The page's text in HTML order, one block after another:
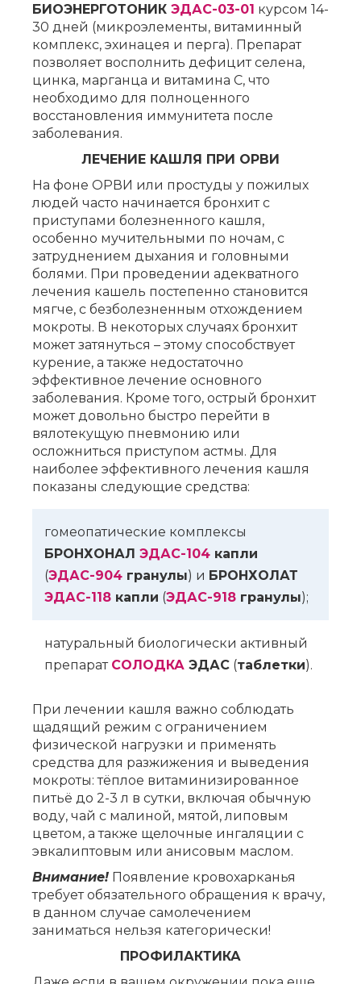
БИОЭНЕРГОТОНИК ЭДАС-03-01 курсом 14-
30 дней (микроэлементы, витаминный
комплекс, эхинацея и перга). Препарат
позволяет восполнить дефицит селена,
цинка, марганца и витамина С, что
необходимо для полноценного
восстановления иммунитета после
заболевания.
ЛЕЧЕНИЕ КАШЛЯ ПРИ ОРВИ
На фоне ОРВИ или простуды у пожилых
людей часто начинается бронхит с
приступами болезненного кашля,
особенно мучительными по ночам, с
затруднением дыхания и головными
болями. При проведении адекватного
лечения кашель постепенно становится
мягче, с безболезненным отхождением
мокроты. В некоторых случаях бронхит
может затянуться – этому способствует
курение, а также недостаточно
эффективное лечение основного
заболевания. Кроме того, острый бронхит
может довольно быстро перейти в
вялотекущую пневмонию или
осложниться приступом астмы. Для
наиболее эффективного лечения кашля
показаны следующие средства:
гомеопатические комплексы
БРОНХОНАЛ ЭДАС-104 капли
(ЭДАС-904 гранулы) и БРОНХОЛАТ
ЭДАС-118 капли (ЭДАС-918 гранулы);
натуральный биологически активный
препарат СОЛОДКА ЭДАС (таблетки).
При лечении кашля важно соблюдать
щадящий режим с ограничением
физической нагрузки и применять
средства для разжижения и выведения
мокроты: тёплое витаминизированное
питьё до 2-3 л в сутки, включая обычную
воду, чай с малиной, мятой, липовым
цветом, а также щелочные ингаляции с
эвкалиптовым или анисовым маслом.
Внимание! Появление кровохарканья
требует обязательного обращения к врачу,
в данном случае самолечением
заниматься нельзя категорически!
ПРОФИЛАКТИКА